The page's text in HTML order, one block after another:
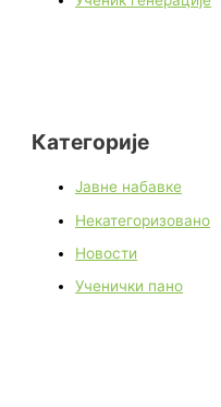
Категорије
Јавне набавке
Некатегоризовано
Новости
Ученички пано